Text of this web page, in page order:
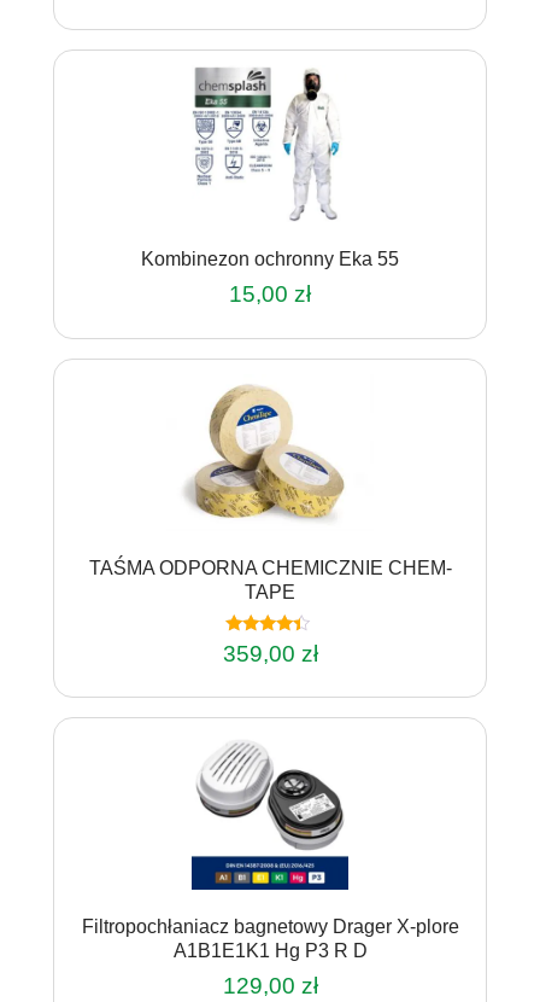
Kombinezon ochronny Eka 55
15,00 zł
produkt
ma
wiele
wariantów.
Opcje
można
wybrać
stronie
produktu
TAŚMA ODPORNA CHEMICZNIE CHEM-
TAPE
Oceniono
4.20
359,00 zł
Filtropochłaniacz bagnetowy Drager X-plore
A1B1E1K1 Hg P3 R D
129,00 zł